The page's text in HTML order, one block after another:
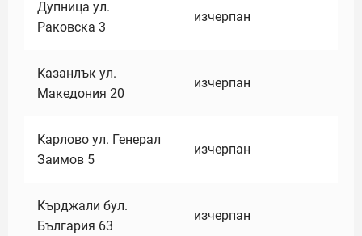
Дупница ул.
Раковска 3
изчерпан
Казанлък ул.
Македония 20
изчерпан
Карлово ул. Генерал
Заимов 5
изчерпан
Кърджали бул.
България 63
изчерпан